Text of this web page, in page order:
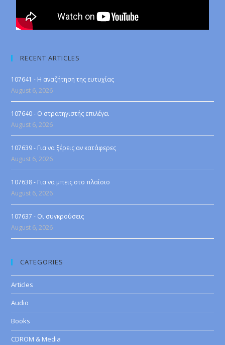
RECENT ARTICLES
107641 - Η αναζήτηση της ευτυχίας
August 6, 2026
107640 - Ο στρατηγιστής επιλέγει
August 6, 2026
107639 - Για να ξέρεις αν κατάφερες
August 6, 2026
107638 - Για να μπεις στο πλαίσιο
August 6, 2026
107637 - Οι συγκρούσεις
August 6, 2026
CATEGORIES
Articles
Audio
Books
CDROM & Media